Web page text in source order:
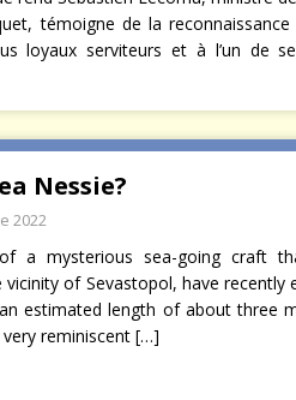
témoigne de la
loyaux serviteurs et à l’un de
Nessie?
2022
a mysterious sea-going craft
vicinity of Sevastopol, have recently
estimated length of about three
reminiscent […]